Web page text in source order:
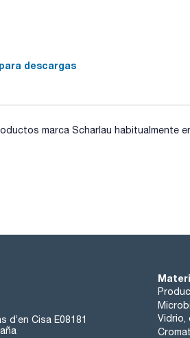
descargas
marca Scharlau habitualmente
d’en Cisa E08181
Vidrio,